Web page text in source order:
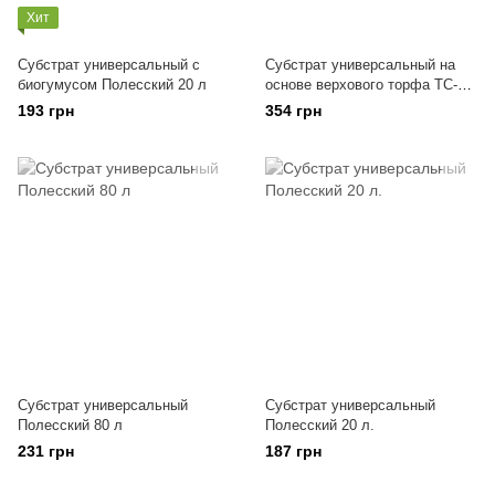
Хит
Субстрат универсальный с
биогумусом Полесский 20 л
193 грн
Субстрат универсальный на
основе верхового торфа ТС-4
250л (Klasmann TS 4,
Прибалтика)
354 грн
Субстрат универсальный
Полесский 80 л
231 грн
Субстрат универсальный
Полесский 20 л.
187 грн